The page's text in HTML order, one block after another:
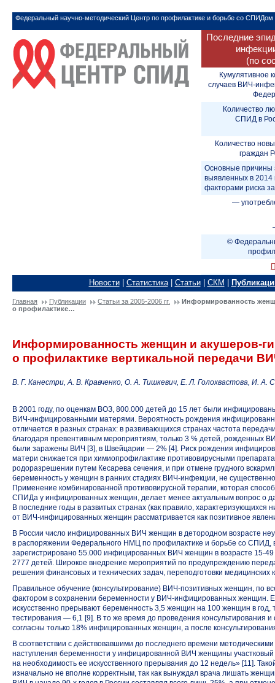
Федеральный научно-методический Центр по профилактике и борьбе со СПИДом
Последние
(по
Кумулятивное
случаев ВИЧ-
Количество
СПИД в
Количество
граждан
Основные причины
выявленных в 2014
факторами риска
—
©
Новости| Статистика| Статьи| СКМ
Главная Публикации Статьи за 2005-2006 гг.
Информированность
о профилактике…
Информированность женщин и акушеров-
о профилактике вертикальной передачи
В. Г. Канестри, А. В. Кравченко, О. А. Тишкевич, Е. Л. Голохвастова, И. А.
В 2001 году, по оценкам ВОЗ, 800.000 детей до 15 лет были
ВИЧ-инфицированными матерями. Вероятность рождения
отличается в разных странах: в развивающихся странах частота
благодаря превентивным мероприятиям, только 3 % детей, рожденных
были заражены ВИЧ [3], в Швейцарии — 2% [4]. Риск рождения
матери снижается при химиопрофилактике противовирусными
родоразрешении путем Кесарева сечения, и при отмене грудного
беременность у женщин в ранних стадиях ВИЧ-инфекции, не
Применение комбинированной противовирусной терапии, которая
СПИДа у инфицированных женщин, делает менее актуальным вопрос о
В последние годы в развитых странах (как правило, характеризующихся
от ВИЧ-инфицированных женщин рассматривается как позитивное
В России число инфицированных ВИЧ женщин в детородном возрасте
в распоряжении Федерального НМЦ по профилактике и борьбе со СПИД,
зарегистрировано 55.000 инфицированных ВИЧ женщин в возрасте 15-49
2777 детей. Широкое внедрение мероприятий по предупреждению
решения финансовых и технических задач, переподготовки
Правильное обучение (консультирование) ВИЧ-позитивных женщин, по
фактором в сохранении беременности у ВИЧ-инфицированных женщин.
искусственно прерывают беременность 3,5 женщин на 100 женщин в год,
тестирования — 6,1 [9]. В то же время до проведения консультирования
согласны только 18% инфицированных женщин, а после
В соответствии с действовавшими до последнего времени
наступления беременности у инфицированной ВИЧ женщины участковый
на необходимость ее искусственного прерывания до 12 недель» [11].
изначально не вполне корректным, так как вынуждал врача лишать